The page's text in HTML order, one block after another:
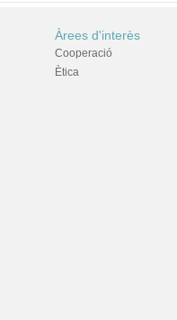
Àrees d'interès
Cooperació
Ètica